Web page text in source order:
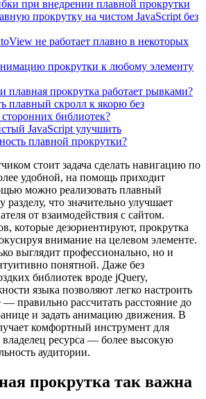
при внедрении плавной прокрутки
прокрутку на чистом JavaScript без
не работает плавно в некоторых
прокрутки к любому элементу
плавная прокрутка работает рывками?
плавный скролл к якорю без
библиотек?
JavaScript улучшить
плавной прокрутки?
стоит задача сделать навигацию по
удобной, на помощь приходит
можно реализовать плавный
что значительно улучшает
от взаимодействия с сайтом.
которые дезориентируют, прокрутка
внимание на целевом элементе.
выглядит профессионально, но и
понятной. Даже без
библиотек вроде jQuery,
языка позволяют легко настроить
— правильно рассчитать расстояние до
и задать анимацию движения. В
комфортный инструмент для
владелец ресурса — более высокую
аудитории.
прокрутка так важна